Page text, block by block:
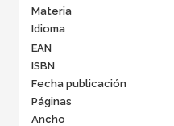
Materia
Idioma
EAN
ISBN
Fecha publicación
Páginas
Ancho